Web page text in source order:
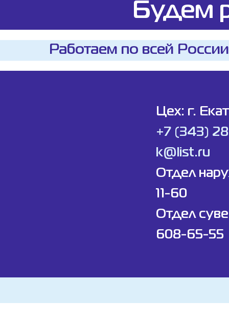
Будем
Работаем по всей
Цех: г.
+7 (343)
k@list.ru
Отдел
11-60
Отдел
608-65-55